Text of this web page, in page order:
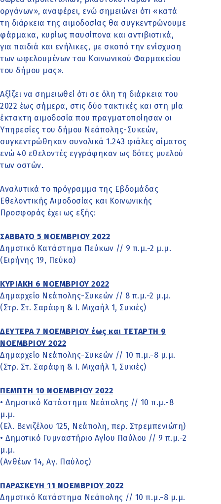
οργάνων», αναφέρει, ενώ σημειώνει ότι «κατά
τη διάρκεια της αιμοδοσίας θα συγκεντρώνουμε
φάρμακα, κυρίως παυσίπονα και αντιβιοτικά,
για παιδιά και ενήλικες, με σκοπό την ενίσχυση
των ωφελουμένων του Κοινωνικού Φαρμακείου
του δήμου μας».
Αξίζει να σημειωθεί ότι σε όλη τη διάρκεια του
2022 έως σήμερα, στις δύο τακτικές και στη μία
έκτακτη αιμοδοσία που πραγματοποίησαν οι
Υπηρεσίες του δήμου Νεάπολης-Συκεών,
συγκεντρώθηκαν συνολικά 1.243 φιάλες αίματος
ενώ 40 εθελοντές εγγράφηκαν ως δότες μυελού
των οστών.
Αναλυτικά το πρόγραμμα της Εβδομάδας
Εθελοντικής Αιμοδοσίας και Κοινωνικής
Προσφοράς έχει ως εξής:
ΣΑΒΒΑΤΟ 5 ΝΟΕΜΒΡΙΟΥ 2022
Δημοτικό Κατάστημα Πεύκων // 9 π.μ.-2 μ.μ.
(Ειρήνης 19, Πεύκα)
ΚΥΡΙΑΚΗ 6 ΝΟΕΜΒΡΙΟΥ 2022
Δημαρχείο Νεάπολης-Συκεών // 8 π.μ.-2 μ.μ.
(Στρ. Στ. Σαράφη & Ι. Μιχαήλ 1, Συκιές)
ΔΕΥΤΕΡΑ 7 ΝΟΕΜΒΡΙΟΥ έως και ΤΕΤΑΡΤΗ 9
ΝΟΕΜΒΡΙΟΥ 2022
Δημαρχείο Νεάπολης-Συκεών // 10 π.μ.-8 μ.μ.
(Στρ. Στ. Σαράφη & Ι. Μιχαήλ 1, Συκιές)
ΠΕΜΠΤΗ 10 ΝΟΕΜΒΡΙΟΥ 2022
• Δημοτικό Κατάστημα Νεάπολης // 10 π.μ.-8
μ.μ.
(Ελ. Βενιζέλου 125, Νεάπολη, περ. Στρεμπενιώτη)
• Δημοτικό Γυμναστήριο Αγίου Παύλου // 9 π.μ.-2
μ.μ.
(Ανθέων 14, Αγ. Παύλος)
ΠΑΡΑΣΚΕΥΗ 11 ΝΟΕΜΒΡΙΟΥ 2022
Δημοτικό Κατάστημα Νεάπολης // 10 π.μ.-8 μ.μ.